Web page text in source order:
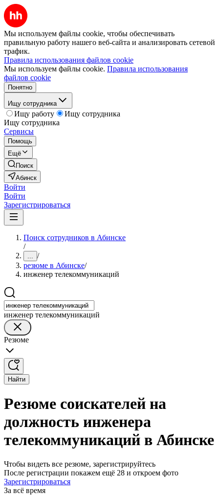
Мы используем файлы cookie, чтобы обеспечивать
правильную работу нашего веб-сайта и анализировать сетевой
трафик.
Правила использования файлов cookie
Мы используем файлы cookie. Правила использования
файлов cookie
Понятно
Ищу сотрудника
Ищу работу
Ищу сотрудника
Ищу сотрудника
Сервисы
Помощь
Ещё
Поиск
Абинск
Войти
Войти
Зарегистрироваться
Поиск сотрудников в Абинске
/
... /
резюме в Абинске/
инженер телекоммуникаций
инженер телекоммуникаций
Резюме
Найти
Резюме соискателей на
должность инженера
телекоммуникаций в Абинске
Чтобы видеть все резюме, зарегистрируйтесь
После регистрации покажем ещё 28 и откроем фото
Зарегистрироваться
За всё время